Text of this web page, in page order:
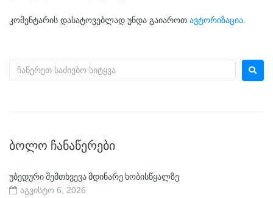
კომენტარის დასატოვებლად უნდა გაიაროთ ავტორიზაცია
ᲑᲝᲚᲝ ᲩᲐᲜᲐᲬᲔᲠᲔᲑᲘ
უბედური შემთხვევა მდინარე ხობისწყალზე
აგვისტო 6, 2026